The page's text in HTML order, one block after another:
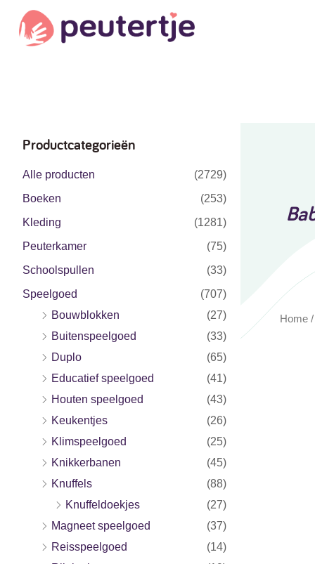
Productcategorieën
Alle producten
(2729)
Boeken
(253)
Kleding
(1281)
Peuterkamer
(75)
Schoolspullen
(33)
Speelgoed
(707)
Bouwblokken
(27)
Buitenspeelgoed
(33)
Duplo
(65)
Educatief speelgoed
(41)
Houten speelgoed
(43)
Keukentjes
(26)
Klimspeelgoed
(25)
Knikkerbanen
(45)
Knuffels
(88)
Knuffeldoekjes
(27)
Magneet speelgoed
(37)
Reisspeelgoed
(14)
Home /